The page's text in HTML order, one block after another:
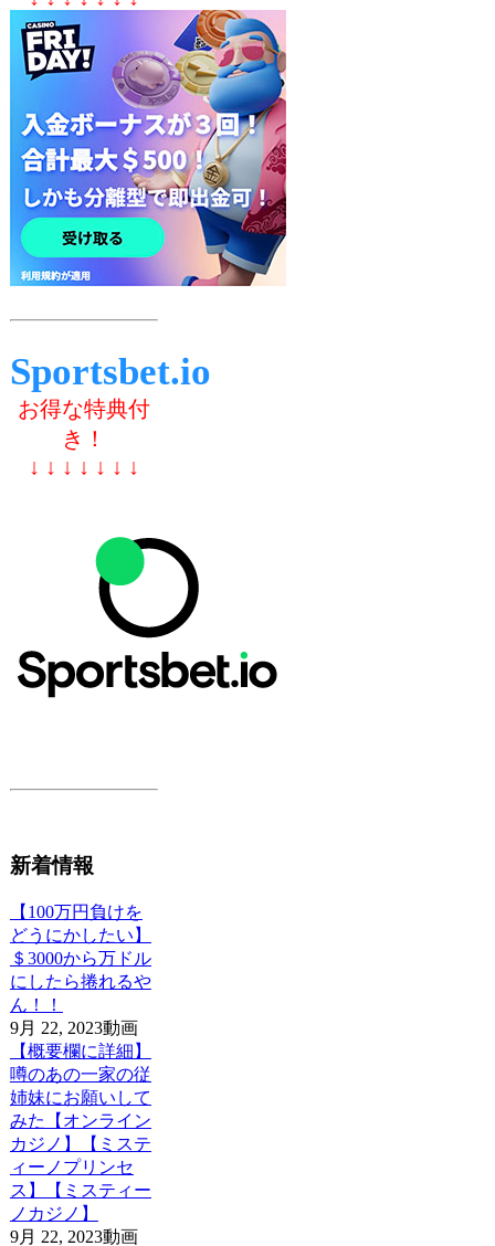
Sportsbet.io
お得な特典付
き！
↓ ↓ ↓ ↓ ↓ ↓ ↓
新着情報
【100万円負けを
どうにかしたい】
＄3000から万ドル
にしたら捲れるや
ん！！
9月 22, 2023動画
【概要欄に詳細】
噂のあの一家の従
姉妹にお願いして
みた【オンライン
カジノ】【ミステ
ィーノプリンセ
ス】【ミスティー
ノカジノ】
9月 22, 2023動画